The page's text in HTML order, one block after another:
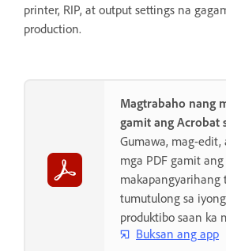
printer, RIP, at output settings na
production.
Magtrabaho nang
gamit ang Acrobat
Gumawa, mag-edit,
mga PDF gamit
makapangyarihang
tumutulong sa
produktibo saan ka
Buksan ang app